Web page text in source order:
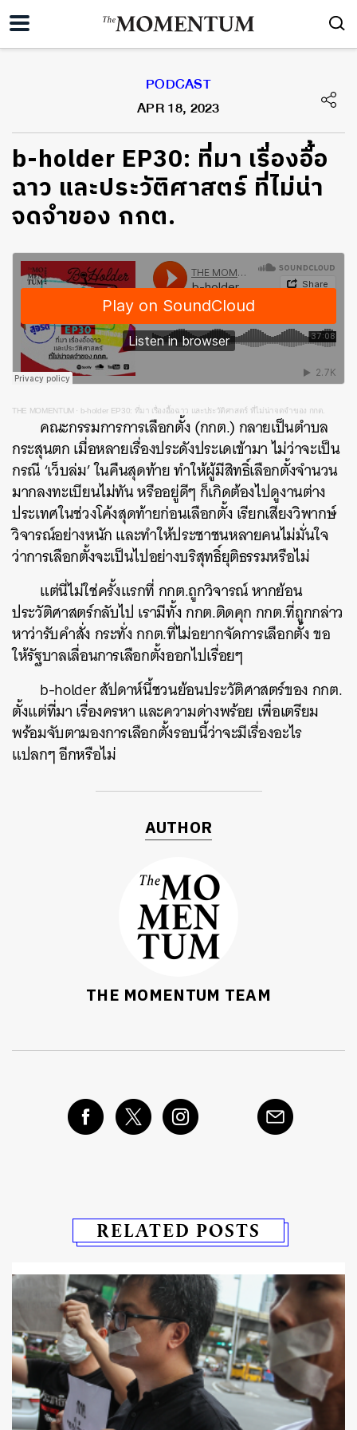
PODCAST
APR 18, 2023
b-holder EP30: ที่มา เรื่องอื้อ
ฉาว และประวัติศาสตร์ ที่ไม่น่า
จดจำของ กกต.
THE MOMENTUM · b-holder EP30: ที่มา เรื่องอื้อฉาว และประวัติศาสตร์ ที่ไม่น่าจดจำของ กกต.
คณะกรรมการการเลือกตั้ง (กกต.) กลายเป็นตำบล
กระสุนตก เมื่อหลายเรื่องประดังประเดเข้ามา ไม่ว่าจะเป็น
กรณี ‘เว็บล่ม’ ในคืนสุดท้าย ทำให้ผู้มีสิทธิ์เลือกตั้งจำนวน
มากลงทะเบียนไม่ทัน หรืออยู่ดีๆ ก็เกิดต้องไปดูงานต่าง
ประเทศในช่วงโค้งสุดท้ายก่อนเลือกตั้ง เรียกเสียงวิพากษ์
วิจารณ์อย่างหนัก และทำให้ประชาชนหลายคนไม่มั่นใจ
ว่าการเลือกตั้งจะเป็นไปอย่างบริสุทธิ์ยุติธรรมหรือไม่
แต่นี่ไม่ใช่ครั้งแรกที่ กกต.ถูกวิจารณ์ หากย้อน
ประวัติศาสตร์กลับไป เรามีทั้ง กกต.ติดคุก กกต.ที่ถูกกล่าว
หาว่ารับคำสั่ง กระทั่ง กกต.ที่ไม่อยากจัดการเลือกตั้ง ขอ
ให้รัฐบาลเลื่อนการเลือกตั้งออกไปเรื่อยๆ
b-holder สัปดาห์นี้ชวนย้อนประวัติศาสตร์ของ กกต.
ตั้งแต่ที่มา เรื่องครหา และความด่างพร้อย เพื่อเตรียม
พร้อมจับตามองการเลือกตั้งรอบนี้ว่าจะมีเรื่องอะไร
แปลกๆ อีกหรือไม่
AUTHOR
THE MOMENTUM TEAM
RELATED POSTS
TWEET LINE